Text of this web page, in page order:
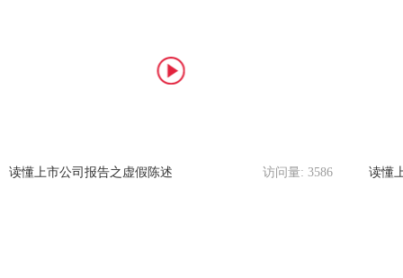
读懂上市公司报告之虚假陈述 访问量: 3586 读懂